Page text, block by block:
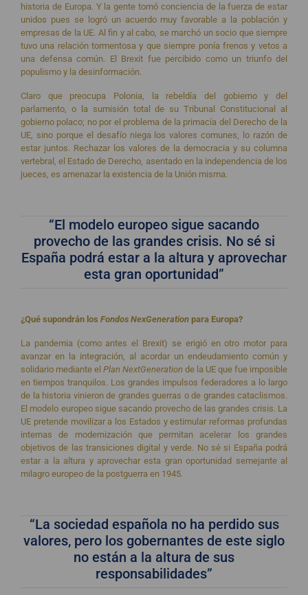
historia de Europa. Y la gente tomó conciencia de la fuerza de estar
unidos pues se logró un acuerdo muy favorable a la población y
empresas de la UE. Al fin y al cabo, se marchó un socio que siempre
tuvo una relación tormentosa y que siempre ponía frenos y vetos a
una defensa común. El Brexit fue percibido como un triunfo del
populismo y la desinformación.
Claro que preocupa Polonia, la rebeldía del gobierno y del
parlamento, o la sumisión total de su Tribunal Constitucional al
gobierno polaco; no por el problema de la primacía del Derecho de la
UE, sino porque el desafío niega los valores comunes, lo razón de
estar juntos. Rechazar los valores de la democracia y su columna
vertebral, el Estado de Derecho, asentado en la independencia de los
jueces, es amenazar la existencia de la Unión misma.
“El modelo europeo sigue sacando
provecho de las grandes crisis. No sé si
España podrá estar a la altura y aprovechar
esta gran oportunidad”
¿Qué supondrán los Fondos NexGeneration para Europa?
La pandemia (como antes el Brexit) se erigió en otro motor para
avanzar en la integración, al acordar un endeudamiento común y
solidario mediante el Plan NextGeneration de la UE que fue imposible
en tiempos tranquilos. Los grandes impulsos federadores a lo largo
de la historia vinieron de grandes guerras o de grandes cataclismos.
El modelo europeo sigue sacando provecho de las grandes crisis. La
UE pretende movilizar a los Estados y estimular reformas profundas
internas de modernización que permitan acelerar los grandes
objetivos de las transiciones digital y verde. No sé si España podrá
estar a la altura y aprovechar esta gran oportunidad semejante al
milagro europeo de la postguerra en 1945.
“La sociedad española no ha perdido sus
valores, pero los gobernantes de este siglo
no están a la altura de sus
responsabilidades”